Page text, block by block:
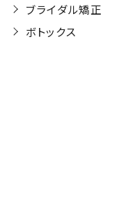
ブライダル矯正
ボトックス